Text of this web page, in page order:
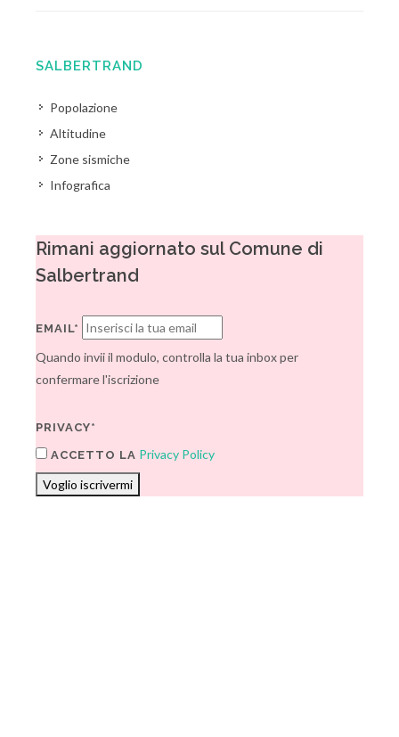
SALBERTRAND
Popolazione
Altitudine
Zone sismiche
Infografica
Rimani aggiornato sul Comune di
Salbertrand
EMAIL*
Quando invii il modulo, controlla la tua inbox per
confermare l'iscrizione
PRIVACY*
ACCETTO LA Privacy Policy
Voglio iscrivermi